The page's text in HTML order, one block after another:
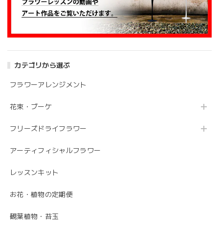
カテゴリから選ぶ
フラワーアレンジメント
花束・ブーケ
フリーズドライフラワー
アーティフィシャルフラワー
レッスンキット
お花・植物の定期便
観葉植物・苔玉
アンティークブーケ（カビン付き）
2024/05/26
丁寧に梱包されていて、 配送の問題は特にありませんでし
た。 フローリストさんが花の提案と相談に 快く応じてくれ
ッフ一同励みになります。 これからも、素敵な
いします。
素敵なお花ありがとうございます。 母が大変喜んでいまし
た。 特に芍薬が素敵だと言っていました。 引続きよろしく